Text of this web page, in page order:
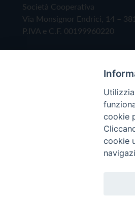
Società Cooperativa
Via Monsignor Endrici, 14 –
P.IVA e C.F. 00199960220
Copyright © 2019 - Tutti
cookie
cookie